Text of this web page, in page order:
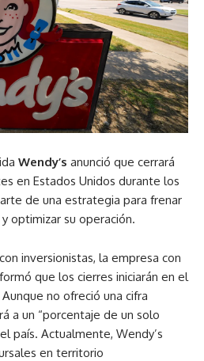
Wendy’s anunció que cerrará
en Estados Unidos durante los
de una estrategia para frenar
optimizar su operación.
inversionistas, la empresa con
que los cierres iniciarán en el
no ofreció una cifra
a un “porcentaje de un solo
país. Actualmente, Wendy’s
en territorio